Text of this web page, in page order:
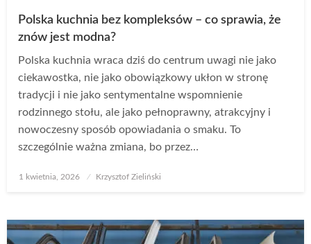
Polska kuchnia bez kompleksów – co sprawia, że
znów jest modna?
Polska kuchnia wraca dziś do centrum uwagi nie jako
ciekawostka, nie jako obowiązkowy ukłon w stronę
tradycji i nie jako sentymentalne wspomnienie
rodzinnego stołu, ale jako pełnoprawny, atrakcyjny i
nowoczesny sposób opowiadania o smaku. To
szczególnie ważna zmiana, bo przez…
Opublikowane
1 kwietnia, 2026 Krzysztof Zieliński